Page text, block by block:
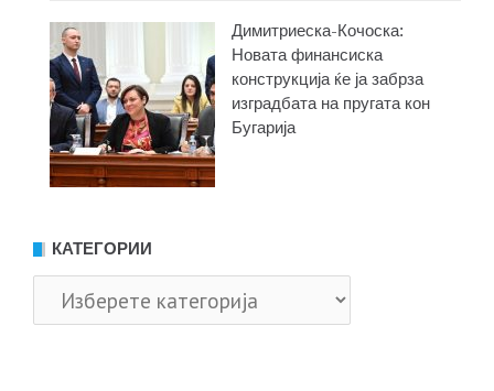
Димитриеска-Кочоска:
Новата финансиска
конструкција ќе ја забрза
изградбата на пругата кон
Бугарија
КАТЕГОРИИ
Категории